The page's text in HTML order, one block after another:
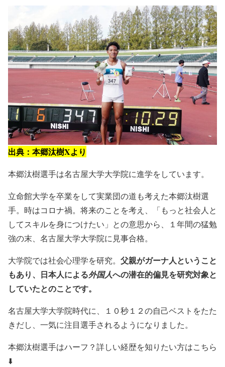
出典：本郷汰樹Xより
本郷汰樹選手は名古屋大学大学院に進学をしています。
立命館大学を卒業をして実業団の道も考えた本郷汰樹選
手。時はコロナ禍。将来のことを考え、「もっと社会人と
してスキルを身につけたい」との意思から、１年間の猛勉
強の末、名古屋大学大学院に見事合格。
大学院では社会心理学を研究。 父親がガーナ人ということ
もあり、日本人による外国人への潜在的偏見を研究対象と
していたとのことです。
名古屋大学大学院時代に、１０秒１２の自己ベストをたた
きだし、一気に注目選手されるようになりました。
本郷汰樹選手はハーフ？詳しい経歴を知りたい方はこちら
⬇️